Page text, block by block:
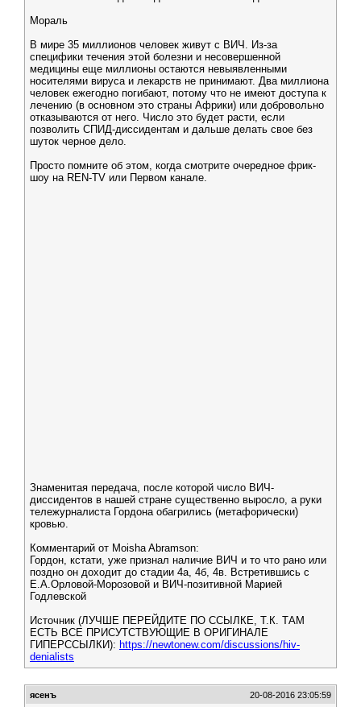
Мораль
В мире 35 миллионов человек живут с ВИЧ. Из-за
специфики течения этой болезни и несовершенной
медицины еще миллионы остаются невыявленными
носителями вируса и лекарств не принимают. Два миллиона
человек ежегодно погибают, потому что не имеют доступа к
лечению (в основном это страны Африки) или добровольно
отказываются от него. Число это будет расти, если
позволить СПИД-диссидентам и дальше делать свое без
шуток черное дело.
Просто помните об этом, когда смотрите очередное фрик-
шоу на REN-TV или Первом канале.
Знаменитая передача, после которой число ВИЧ-
диссидентов в нашей стране существенно выросло, а руки
тележурналиста Гордона обагрились (метафорически)
кровью.
Комментарий от Moisha Abramson:
Гордон, кстати, уже признал наличие ВИЧ и то что рано или
поздно он доходит до стадии 4а, 4б, 4в. Встретившись с
Е.А.Орловой-Морозовой и ВИЧ-позитивной Марией
Годлевской
Источник (ЛУЧШЕ ПЕРЕЙДИТЕ ПО ССЫЛКЕ, Т.К. ТАМ
ЕСТЬ ВСЕ ПРИСУТСТВУЮЩИЕ В ОРИГИНАЛЕ
ГИПЕРССЫЛКИ): https://newtonew.com/discussions/hiv-
denialists
ясенъ 20-08-2016 23:05:59